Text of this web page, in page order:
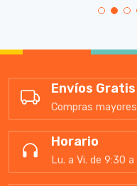
Envíos Gratis
Compras
Horario
Lu. a Vi. de 9:30 a